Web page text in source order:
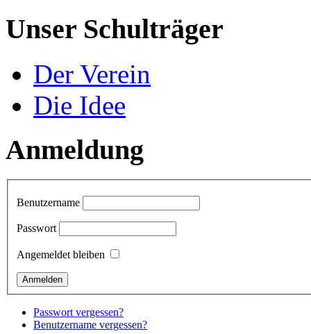
Unser Schulträger
Der Verein
Die Idee
Anmeldung
Benutzername
Passwort
Angemeldet bleiben
Passwort vergessen?
Benutzername vergessen?